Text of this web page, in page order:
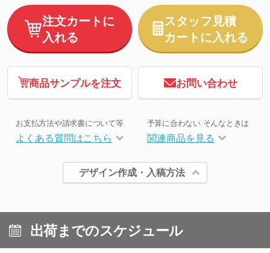
注文カートに
入れる
スタッフ見積
カートに入れる
商品サンプルを注文 お問い合わせ
お支払方法や請求書について等
よくある質問はこちら
予算に合わない そんなときは
関連商品を見る
デザイン作成・入稿方法
出荷までのスケジュール